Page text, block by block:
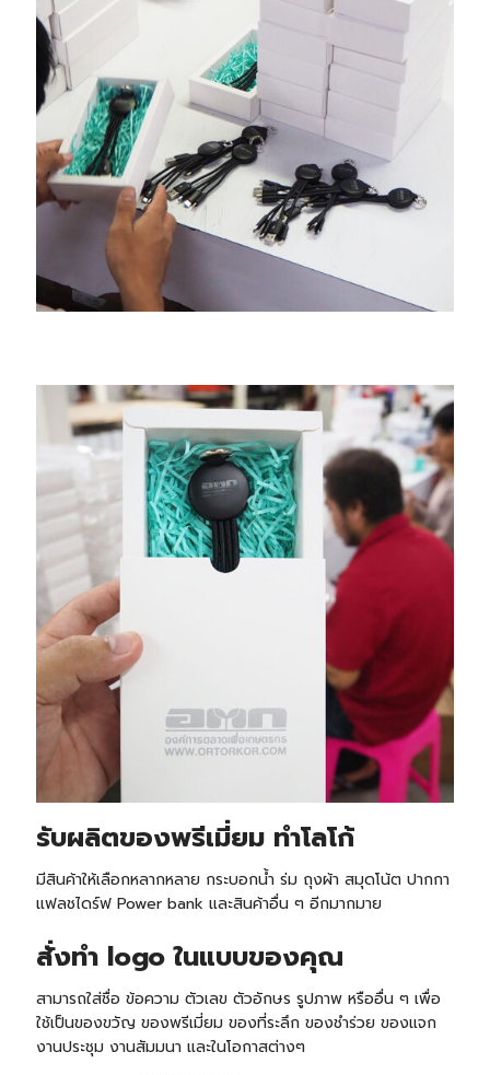
รับผลิตของพรีเมี่ยม ทำโลโก้
มีสินค้าให้เลือกหลากหลาย กระบอกน้ำ ร่ม ถุงผ้า สมุดโน้ต ปากกา
แฟลชไดร์ฟ Power bank และสินค้าอื่น ๆ อีกมากมาย
สั่งทำ logo ในแบบของคุณ
สามารถใส่ชื่อ ข้อความ ตัวเลข ตัวอักษร รูปภาพ หรืออื่น ๆ เพื่อ
ใช้เป็นของขวัญ ของพรีเมี่ยม ของที่ระลึก ของชำร่วย ของแจก
งานประชุม งานสัมมนา และในโอกาสต่างๆ